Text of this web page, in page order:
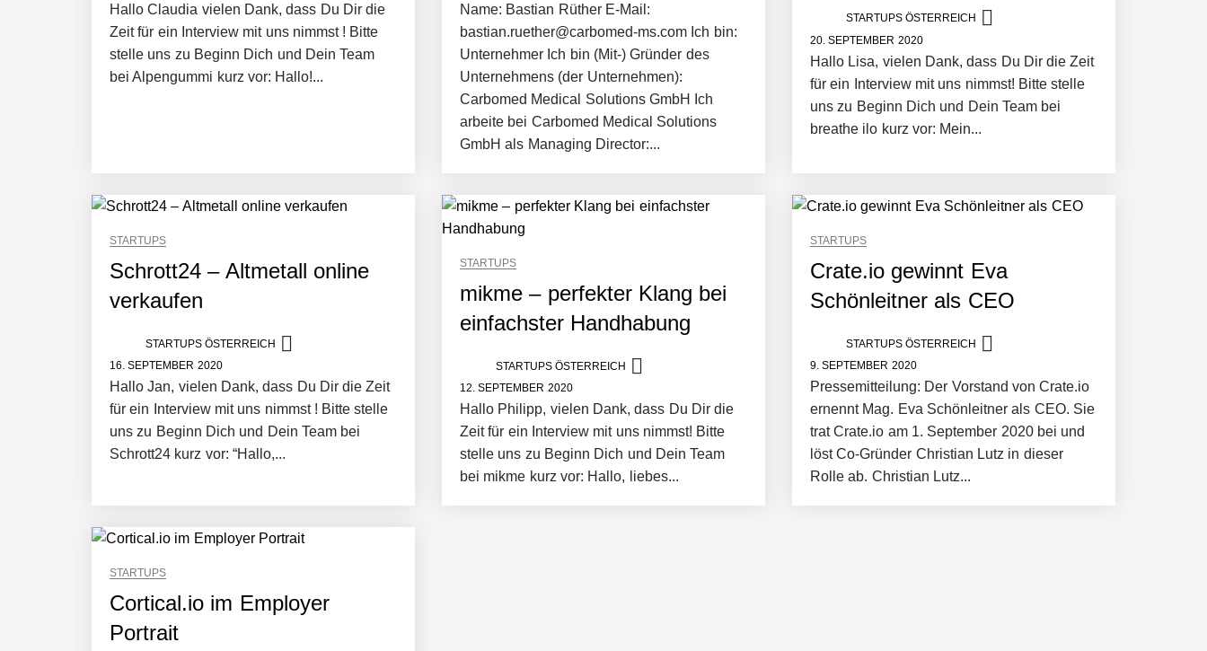
Hallo Claudia vielen Dank, dass Du Dir die
Zeit für ein Interview mit uns nimmst ! Bitte
stelle uns zu Beginn Dich und Dein Team
bei Alpengummi kurz vor: Hallo!...
Name: Bastian Rüther E-Mail:
bastian.ruether@carbomed-ms.com Ich bin:
Unternehmer Ich bin (Mit-) Gründer des
Unternehmens (der Unternehmen):
Carbomed Medical Solutions GmbH Ich
arbeite bei Carbomed Medical Solutions
GmbH als Managing Director:...
STARTUPS ÖSTERREICH
20. SEPTEMBER 2020
Hallo Lisa, vielen Dank, dass Du Dir die Zeit
für ein Interview mit uns nimmst! Bitte stelle
uns zu Beginn Dich und Dein Team bei
breathe ilo kurz vor: Mein...
STARTUPS
Schrott24 – Altmetall online
verkaufen
STARTUPS ÖSTERREICH
16. SEPTEMBER 2020
Hallo Jan, vielen Dank, dass Du Dir die Zeit
für ein Interview mit uns nimmst ! Bitte stelle
uns zu Beginn Dich und Dein Team bei
Schrott24 kurz vor: “Hallo,...
STARTUPS
mikme – perfekter Klang bei
einfachster Handhabung
STARTUPS ÖSTERREICH
12. SEPTEMBER 2020
Hallo Philipp, vielen Dank, dass Du Dir die
Zeit für ein Interview mit uns nimmst! Bitte
stelle uns zu Beginn Dich und Dein Team
bei mikme kurz vor: Hallo, liebes...
STARTUPS
Crate.io gewinnt Eva
Schönleitner als CEO
STARTUPS ÖSTERREICH
9. SEPTEMBER 2020
Pressemitteilung: Der Vorstand von Crate.io
ernennt Mag. Eva Schönleitner als CEO. Sie
trat Crate.io am 1. September 2020 bei und
löst Co-Gründer Christian Lutz in dieser
Rolle ab. Christian Lutz...
STARTUPS
Cortical.io im Employer
Portrait
Tabuthema Schwitzen? Dieses Salzburger Startup hat die Lösung!
Fabian Rauch von Crqlar
Crqlar: Wie ein österreichisches Startup die Hotelwelt mit smarten Gästedaten revolutioniert
Manuel Messner von Mazing